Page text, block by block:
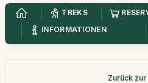
TREKS
INFORMATIONEN
Zurück zur